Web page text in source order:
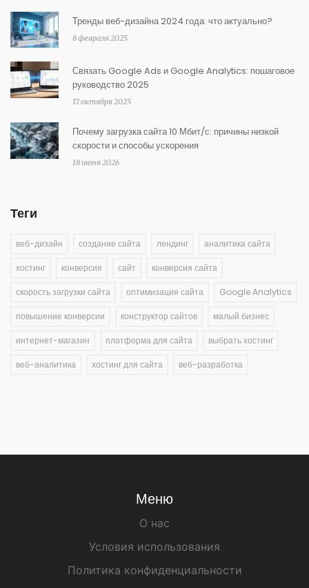
Тренды веб-дизайна 2024 года: что актуально?
8 февраля 2025
Связать Google Ads и Google Analytics: пошаговое
руководство 2025
17 октября 2025
Почему загрузка сайта 10 Мбит/с: причины низкой
скорости и способы ускорения
18 июня 2026
Теги
веб-дизайн создание сайта лендинг аналитика сайта
хостинг конверсия сайт конверсия сайта
скорость загрузки сайта оптимизация сайта Google Analytics
повышение конверсии конструктор сайтов малый бизнес
интернет-магазин платформа для сайта выбрать хостинг
веб-аналитика хостинг для сайта веб-разработка
Меню
О нас
Условия использования
Политика конфиденциальности